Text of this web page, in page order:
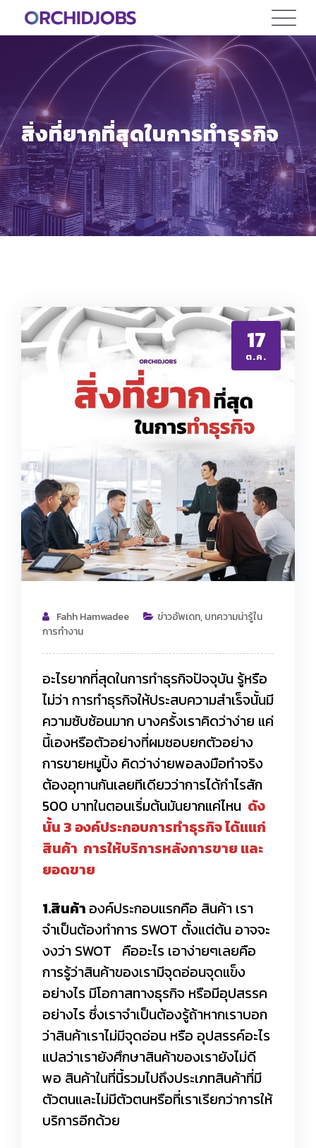
สิ่งที่ยากที่สุดในการทำธุรกิจ
17
ต.ค.
Fahh Hamwadee ข่าวอัพเดท,บทความน่ารู้ใน
การทำงาน
อะไรยากที่สุดในการทำธุรกิจปัจจุบัน รู้หรือ
ไม่ว่า การทำธุรกิจให้ประสบความสำเร็จนั้นมี
ความซับซ้อนมาก บางครั้งเราคิดว่าง่าย แค่
นี้เองหรือตัวอย่างที่ผมชอบยกตัวอย่าง
การขายหมูปิ้ง คิดว่าง่ายพอลงมือทำจริง
ต้องอุทานกันเลยทีเดียวว่าการได้กำไรสัก
500 บาทในตอนเริ่มต้นมันยากแค่ไหน ดัง
นั้น 3 องค์ประกอบการทำธุรกิจ ได้แแก่
สินค้า การให้บริการหลังการขาย และ
ยอดขาย
1.สินค้า องค์ประกอบแรกคือ สินค้า เรา
จำเป็นต้องทำการ SWOT ตั้งแต่ต้น อาจจะ
งงว่า SWOT คืออะไร เอาง่ายๆเลยคือ
การรู้ว่าสินค้าของเรามีจุดอ่อนจุดแข็ง
อย่างไร มีโอกาสทางธุรกิจ หรือมีอุปสรรค
อย่างไร ซึ่งเราจำเป็นต้องรู้ถ้าหากเราบอก
ว่าสินค้าเราไม่มีจุดอ่อน หรือ อุปสรรค์อะไร
แปลว่าเรายังศึกษาสินค้าของเรายังไม่ดี
พอ สินค้าในที่นี้รวมไปถึงประเภทสินค้าที่มี
ตัวตนและไม่มีตัวตนหรือที่เราเรียกว่าการให้
บริการอีกด้วย